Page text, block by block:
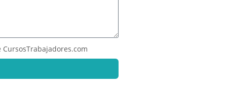
CursosTrabajadores.com